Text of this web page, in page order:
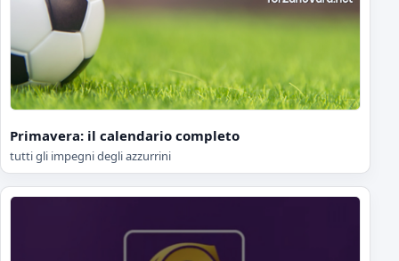
Primavera: il calendario completo
tutti gli impegni degli azzurrini